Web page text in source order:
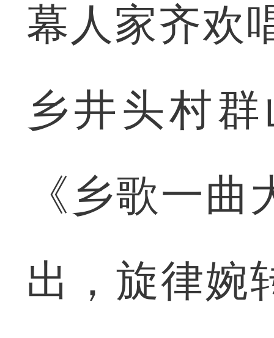
幕人家齐欢
乡井头村
《乡歌一
出，旋律婉